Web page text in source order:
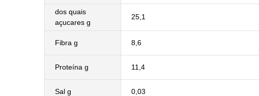
dos quais
açucares g
25,1
Fibra g 8,6
Proteína g 11,4
Sal g 0,03